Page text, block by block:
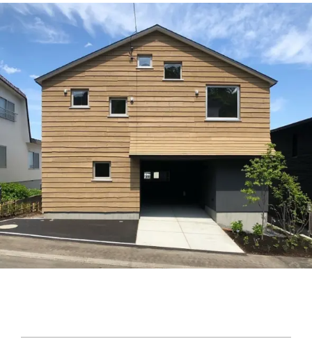
性能
設計施工
リノベーション
家づくりの流れ
施工エリア
メンテナンスと補償
タグで写真を見る
お客様の声
MODELHOUSE
モデルハウス
お知らせ
OPENHOUSE
オープンハウス
EVENT
イベント情報
LIVE REPORT
見せます建築現場
REAL ESTATE
不動産情報
企業コンセプト・会社概要